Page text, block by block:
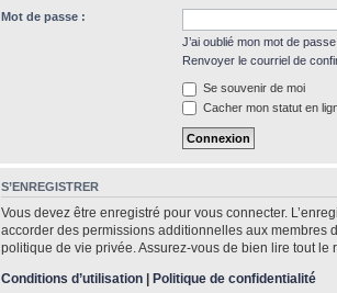
Mot de passe :
J’ai oublié mon mot de passe
Renvoyer le courriel de
Se souvenir de moi
Cacher mon statut en
S’ENREGISTRER
Vous devez être enregistré pour vous connecter.
accorder des permissions additionnelles aux membres
politique de vie privée. Assurez-vous de bien lire tout le
Conditions d’utilisation | Politique de confidentialité